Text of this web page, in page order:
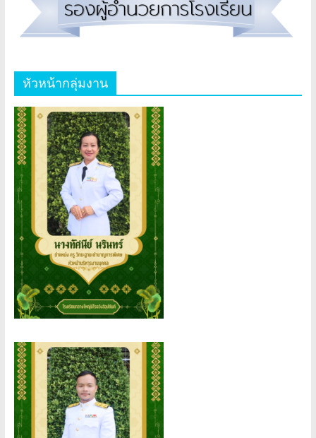
หัวหน้ากลุ่มงาน